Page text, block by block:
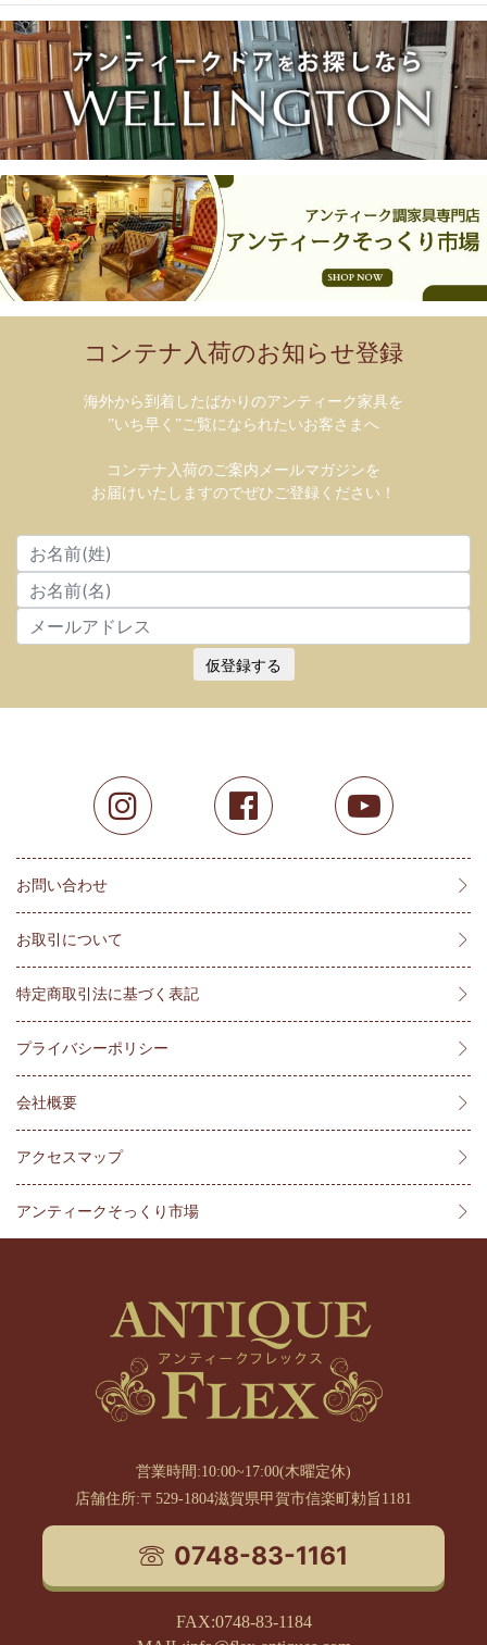
コンテナ入荷のお知らせ登録
海外から到着したばかりのアンティーク家具を
”いち早く”ご覧になられたいお客さまへ
コンテナ入荷のご案内メールマガジンを
お届けいたしますのでぜひご登録ください！
仮登録する
お問い合わせ
お取引について
特定商取引法に基づく表記
プライバシーポリシー
会社概要
アクセスマップ
アンティークそっくり市場
営業時間:10:00~17:00(木曜定休)
店舗住所:〒529-1804滋賀県甲賀市信楽町勅旨1181
0748-83-1161
FAX:0748-83-1184